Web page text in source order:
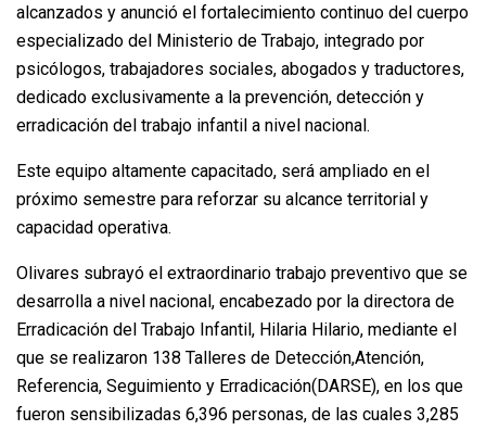
alcanzados y anunció el fortalecimiento continuo del cuerpo
especializado del Ministerio de Trabajo, integrado por
psicólogos, trabajadores sociales, abogados y traductores,
dedicado exclusivamente a la prevención, detección y
erradicación del trabajo infantil a nivel nacional.
Este equipo altamente capacitado, será ampliado en el
próximo semestre para reforzar su alcance territorial y
capacidad operativa.
Olivares subrayó el extraordinario trabajo preventivo que se
desarrolla a nivel nacional, encabezado por la directora de
Erradicación del Trabajo Infantil, Hilaria Hilario, mediante el
que se realizaron 138 Talleres de Detección,Atención,
Referencia, Seguimiento y Erradicación(DARSE), en los que
fueron sensibilizadas 6,396 personas, de las cuales 3,285